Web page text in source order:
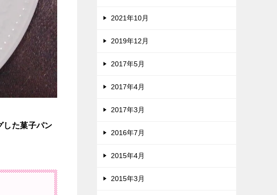
した菓子パン
2021年10月
2019年12月
2017年5月
2017年4月
2017年3月
2016年7月
2015年4月
2015年3月